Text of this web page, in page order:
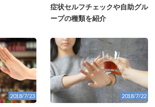
症状セルフチェックや自助グル
ープの種類を紹介
2018/7/23 2018/7/22